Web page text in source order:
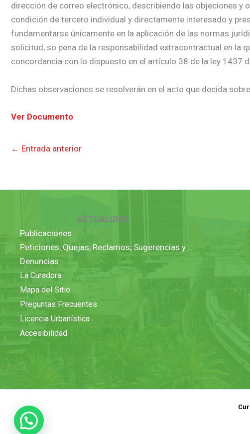
dirección de correo electrónico, describiendo las objeciones y
condición de tercero individual y directamente interesado y
fundamentarse únicamente en la aplicación de las normas
solicitud, so pena de la responsabilidad extracontractual en la
concordancia con lo dispuesto en el artículo 38 de la ley 1437
Dichas observaciones se resolverán en el acto que decida
Ver Documento
← Entrada anterior
ACTUALIDAD
Publicaciones
Peticiones, Quejas, Reclamos, Sugerencias y
Denuncias
La Curadora
Mapa del Sitio
Preguntas Frecuentes
Licencia Urbanística
Accesibilidad